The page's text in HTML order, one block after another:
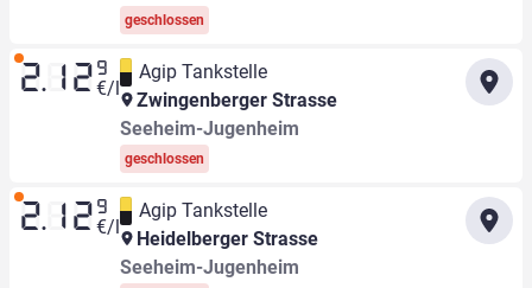
geschlossen
2.12 9
€/l
Agip Tankstelle
Zwingenberger Strasse
Seeheim-Jugenheim
geschlossen
2.12 9
€/l
Agip Tankstelle
Heidelberger Strasse
Seeheim-Jugenheim